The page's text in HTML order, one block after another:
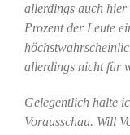
allerdings auch hier
Prozent der Leute
allerdings nicht für
Gelegentlich halte
Vorausschau. Will